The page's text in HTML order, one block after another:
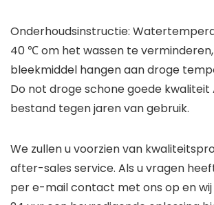
Onderhoudsinstructie:
40 ℃ om het wassen te
bleekmiddel hangen aan droge
Do not droge schone goede kwaliteit
bestand tegen jaren van gebruik.
We zullen u voorzien van
after-sales service. Als u vragen
per e-mail contact met ons op en wij